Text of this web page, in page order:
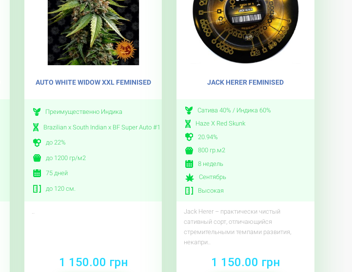
AUTO WHITE WIDOW XXL FEMINISED
Преимущественно Индика
Brazilian x South Indian x BF Super Auto #1
до 22%
до 1200 гр/м2
75 дней
до 120 см.
..
1 150.00 грн
JACK HERER FEMINISED
Сатива 40% / Индика 60%
Haze X Red Skunk
20.94%
800 гр.м2
8 недель
Сентябрь
Высокая
Jack Herer – практически чистый
сативный сорт, отличающийся
стремительными темпами развития,
некапри..
1 150.00 грн